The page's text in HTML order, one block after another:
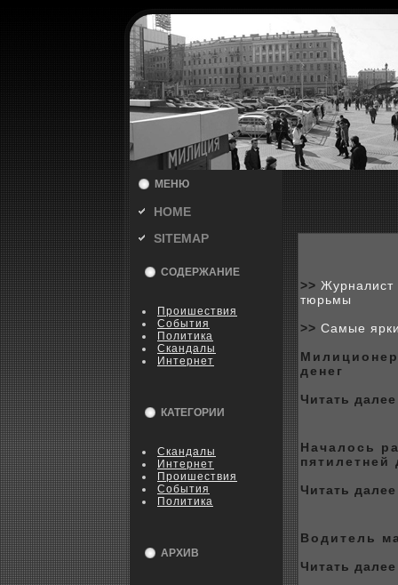
МЕНЮ
HOME
SITEMAP
СОДЕРЖАНИЕ
Пpoишествия
События
Политика
Скандалы
Интернет
КАТЕГОРИИ
Скандалы
Интернет
Пpoишествия
События
Политика
АРХИВ
>> Журналист
тюрьмы
>> Самые
денег
Читать
Началось
пятилетней
Читать
Водитель
Читать